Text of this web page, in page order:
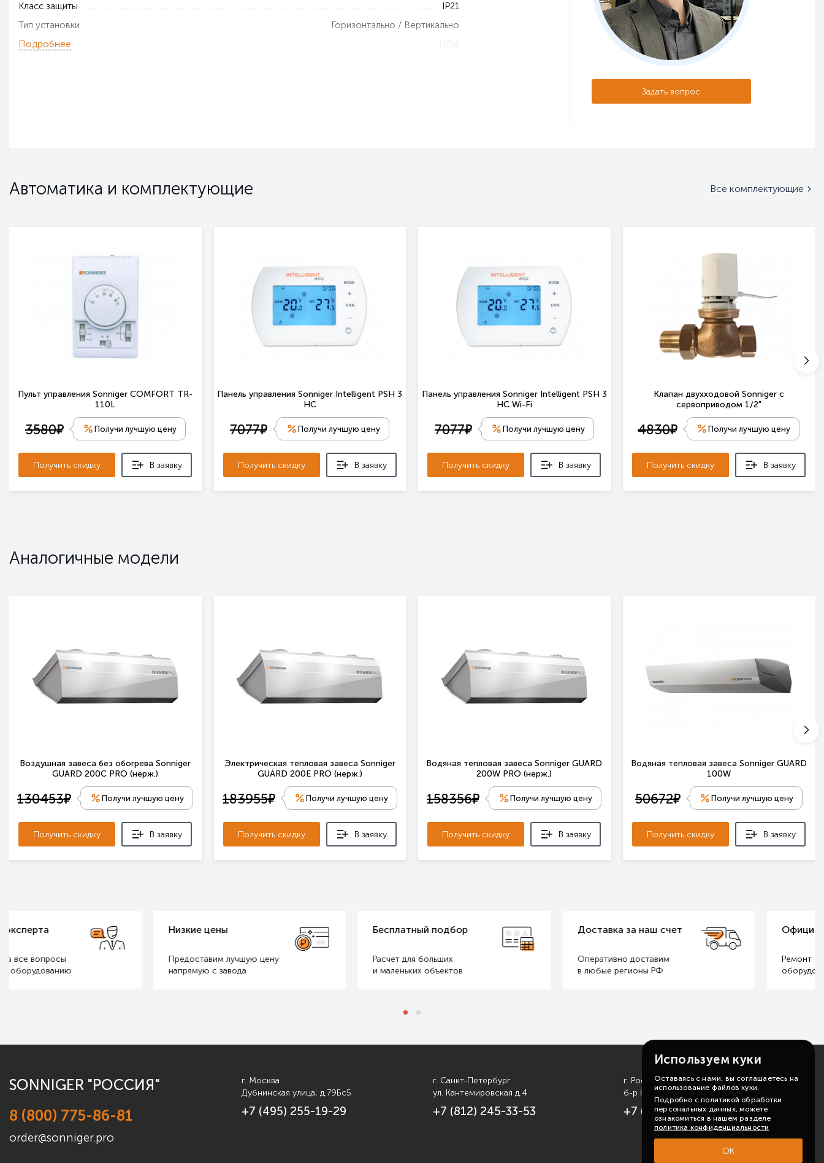
Задать вопрос
Класс защиты
IP21
Тип установки
Горизонтально / Вертикально
Ширина, мм
1554
Подробнее
Автоматика и комплектующие Все комплектующие
Пульт управления Sonniger COMFORT TR-
110L
3580е Получи лучшую цену
Получить скидку В заявку
Панель управления Sonniger Intelligent PSH 3
HC
7077е Получи лучшую цену
Получить скидку В заявку
Панель управления Sonniger Intelligent PSH 3
HC Wi-Fi
7077е Получи лучшую цену
Получить скидку В заявку
Клапан двухходовой Sonniger с
сервоприводом 1/2"
4830е Получи лучшую цену
Получить скидку В заявку
Аналогичные модели
Воздушная завеса без обогрева Sonniger
GUARD 200C PRO (нерж.)
130453е Получи лучшую цену
Получить скидку В заявку
Электрическая тепловая завеса Sonniger
GUARD 200E PRO (нерж.)
183955е Получи лучшую цену
Получить скидку В заявку
Водяная тепловая завеса Sonniger GUARD
200W PRO (нерж.)
158356е Получи лучшую цену
Получить скидку В заявку
Водяная тепловая завеса Sonniger GUARD
100W
50672е Получи лучшую цену
Получить скидку В заявку
Низкие цены
Предоставим лучшую цену
напрямую с завода
Бесплатный подбор
Расчет для больших
и маленьких объектов
Доставка за наш счет
Оперативно доставим
в любые регионы РФ
Официальная гарантия
Ремонт и обслуживание
оборудования SONNIGER
SONNIGER "РОССИЯ"
8 (800) 775-86-81
order@sonniger.pro
г. Москва
Дубнинская улица, д.79Бс5
+7 (495) 255-19-29
г. Санкт-Петербург
ул. Кантемировская д.4
+7 (812) 245-33-53
г. Ростов-на-Дону
б-р Комарова, д. 11
+7 (863) 310-99-19
Используем куки
Оставаясь с нами, вы соглашаетесь на
использование файлов куки.
Подробно с политикой обработки
персональных данных, можете
ознакомиться в нашем разделе
политика конфиденциальности
ОК